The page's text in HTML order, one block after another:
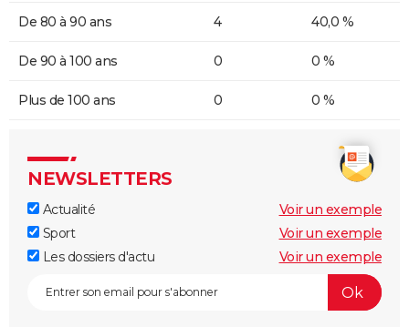
De 80 à 90 ans 4 40,0 %
De 90 à 100 ans 0 0 %
Plus de 100 ans 0 0 %
NEWSLETTERS
Actualité
Voir un exemple
Sport
Voir un exemple
Les dossiers d'actu
Voir un exemple